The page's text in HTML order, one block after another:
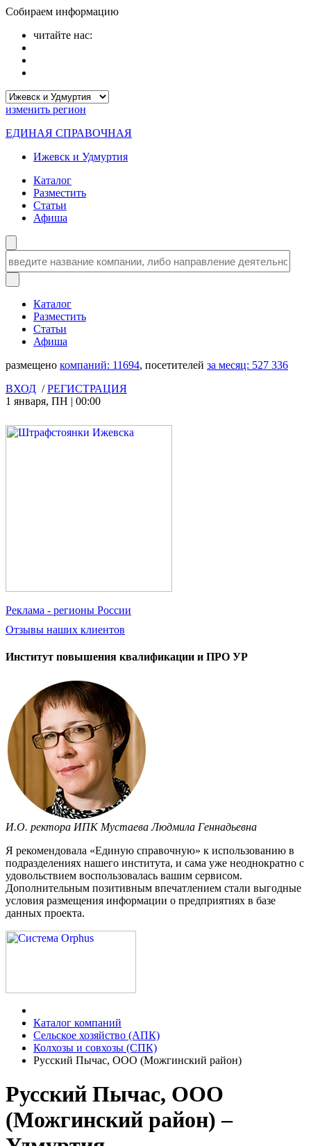
Собираем информацию
читайте нас:
изменить регион
ЕДИНАЯ СПРАВОЧНАЯ
Ижевск и Удмуртия
Каталог
Разместить
Статьи
Афиша
Каталог
Разместить
Статьи
Афиша
размещено компаний: 11694, посетителей за месяц: 527 336
ВХОД /РЕГИСТРАЦИЯ
1 января, ПН | 00:00
Реклама - регионы России
Отзывы наших клиентов
Институт повышения квалификации и ПРО УР
И.О. ректора ИПК Мустаева Людмила Геннадьевна
Я рекомендовала «Единую справочную» к использованию в
подразделениях нашего института, и сама уже неоднократно с
удовольствием воспользовалась вашим сервисом.
Дополнительным позитивным впечатлением стали выгодные
условия размещения информации о предприятиях в базе
данных проекта.
Каталог компаний
Сельское хозяйство (АПК)
Колхозы и совхозы (СПК)
Русский Пычас, ООО (Можгинский район)
Русский Пычас, ООО
(Можгинский район) –